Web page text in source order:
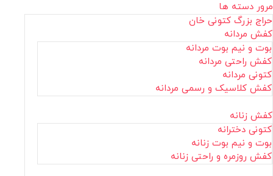
مرور دسته ها
حراج بزرگ کتونی خان
کفش مردانه
بوت و نیم بوت مردانه
کفش راحتی مردانه
کتونی مردانه
کفش کلاسیک و رسمی مردانه
کفش زنانه
کتونی دخترانه
بوت و نیم بوت زنانه
کفش روزمره و راحتی زنانه